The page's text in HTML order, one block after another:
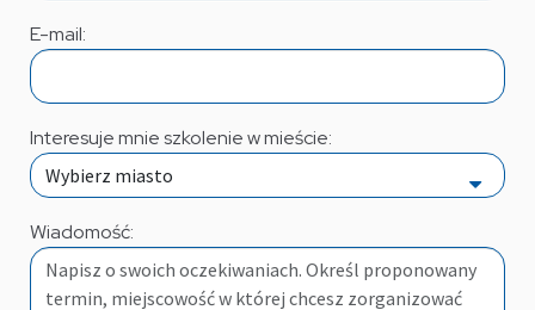
E-mail:
Interesuje mnie szkolenie w mieście:
Wiadomość: